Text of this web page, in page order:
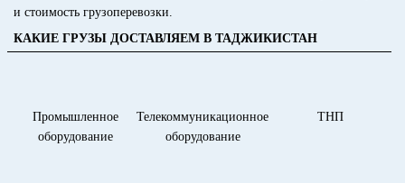
и стоимость грузоперевозки.
КАКИЕ ГРУЗЫ ДОСТАВЛЯЕМ В ТАДЖИКИСТАН
Промышленное
оборудование
Телекоммуникационное
оборудование
ТНП